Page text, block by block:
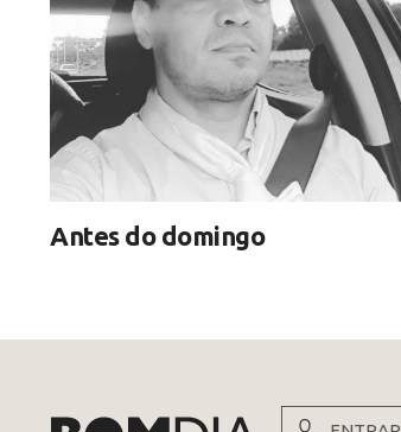
Antes do domingo